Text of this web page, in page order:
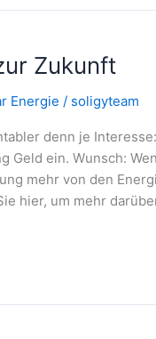
Zukunft
Energie / soligyteam
denn je
Geld ein. Wunsch:
mehr von den
hier, um mehr